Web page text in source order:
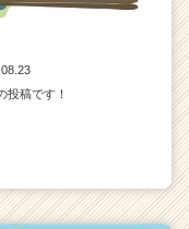
投稿です！